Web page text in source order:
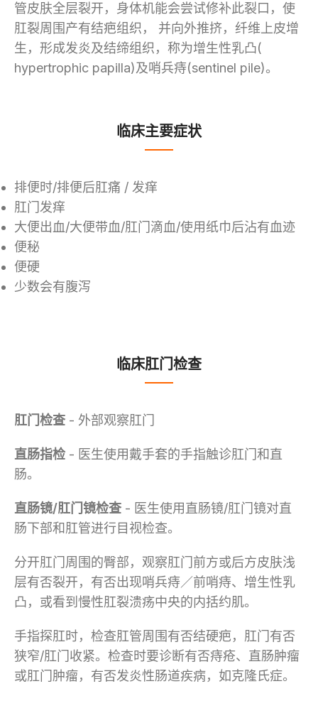
管皮肤全层裂开，身体机能会尝试修补此裂口，使
肛裂周围产有结疤组织， 并向外推挤，纤维上皮增
生，形成发炎及结缔组织，称为增生性乳凸(
hypertrophic papilla)及哨兵痔(sentinel pile)。
临床主要症状
排便时/排便后肛痛 / 发痒
肛门发痒
大便出血/大便带血/肛门滴血/使用纸巾后沾有血迹
便秘
便硬
少数会有腹泻
临床肛门检查
肛门检查 - 外部观察肛门
直肠指检 - 医生使用戴手套的手指触诊肛门和直
肠。
直肠镜/肛门镜检查 - 医生使用直肠镜/肛门镜对直
肠下部和肛管进行目视检查。
分开肛门周围的臀部，观察肛门前方或后方皮肤浅
层有否裂开，有否出现哨兵痔／前哨痔、增生性乳
凸，或看到慢性肛裂溃疡中央的内括约肌。
手指探肛时，检查肛管周围有否结硬疤，肛门有否
狭窄/肛门收紧。检查时要诊断有否痔疮、直肠肿瘤
或肛门肿瘤，有否发炎性肠道疾病，如克隆氏症。